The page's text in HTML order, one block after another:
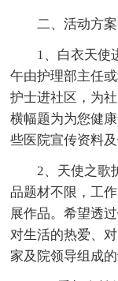
二、活动方案
1、白衣天使
午由护理部主任
护士进社区，为
横幅题为为您健
些医院宣传资料
2、天使之歌
品题材不限，工
展作品。希望透
对生活的热爱、
家及院领导组成